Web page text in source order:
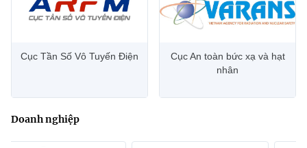
Cục Tần Số Vô Tuyến Điện
Cục An toàn bức xạ và hạt
nhân
Doanh nghiệp